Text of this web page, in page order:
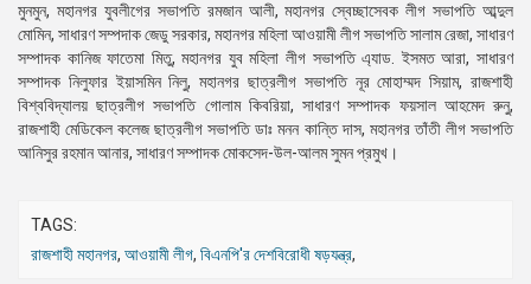
মুনমুন, মহানগর যুবলীগের সভাপতি রমজান আলী, মহানগর স্বেচ্ছাসেবক লীগ সভাপতি আব্দুল
মোমিন, সাধারণ সম্পদাক জেডু সরকার, মহানগর মহিলা আওয়ামী লীগ সভাপতি সালাম রেজা, সাধারণ
সম্পাদক কানিজ ফাতেমা মিতু, মহানগর যুব মহিলা লীগ সভাপতি এ্যাড. ইসমত আরা, সাধারণ
সম্পাদক নিলুফার ইয়াসমিন নিলু, মহানগর ছাত্রলীগ সভাপতি নূর মোহাম্মদ সিয়াম, রাজশাহী
বিশ্ববিদ্যালয় ছাত্রলীগ সভাপতি গোলাম কিবরিয়া, সাধারণ সম্পাদক ফয়সাল আহমেদ রুনু,
রাজশাহী মেডিকেল কলেজ ছাত্রলীগ সভাপতি ডাঃ মনন কান্তি দাস, মহানগর তাঁতী লীগ সভাপতি
আনিসুর রহমান আনার, সাধারণ সম্পাদক মোকসেদ-উল-আলম সুমন প্রমুখ।
TAGS:
রাজশাহী মহানগর, আওয়ামী লীগ, বিএনপি'র দেশবিরোধী ষড়যন্ত্র,